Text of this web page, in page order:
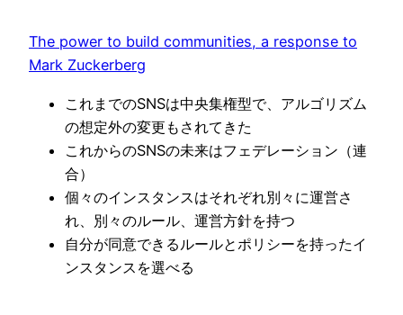
The power to build communities, a response to
Mark Zuckerberg
これまでのSNSは中央集権型で、アルゴリズム
の想定外の変更もされてきた
これからのSNSの未来はフェデレーション（連
合）
個々のインスタンスはそれぞれ別々に運営さ
れ、別々のルール、運営方針を持つ
自分が同意できるルールとポリシーを持ったイ
ンスタンスを選べる